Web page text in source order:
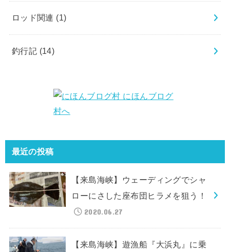
ロッド関連 (1)
釣行記 (14)
最近の投稿
【来島海峡】ウェーディングでシャ
ローにさした座布団ヒラメを狙う！
2020.06.27
【来島海峡】遊漁船『大浜丸』に乗